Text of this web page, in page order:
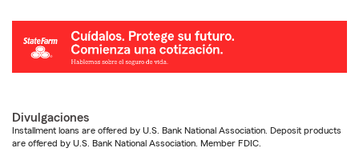
Divulgaciones
Installment loans are offered by U.S. Bank National Association. Deposit products
are offered by U.S. Bank National Association. Member FDIC.